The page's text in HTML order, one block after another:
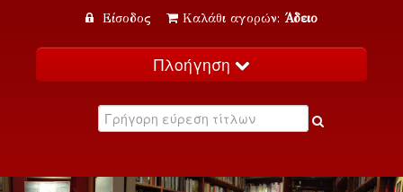
Είσοδος Καλάθι αγορών: Άδειο
Πλοήγηση
Κατάλογος